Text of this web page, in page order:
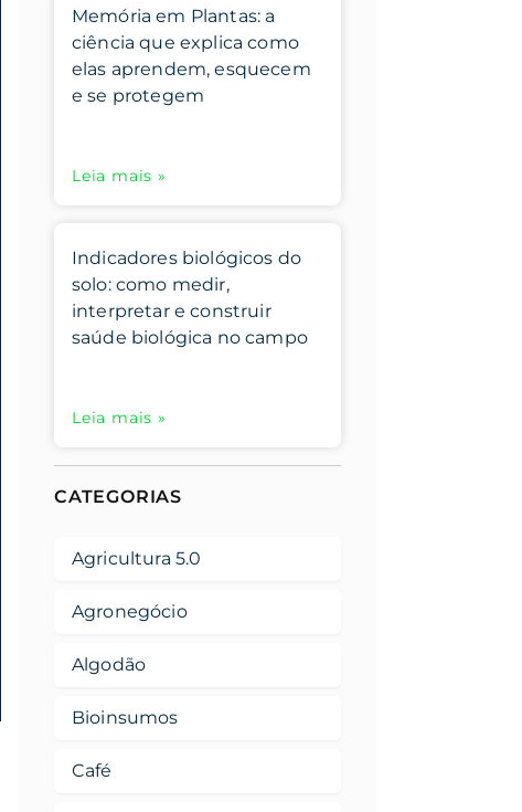
Memória em Plantas: a
ciência que explica como
elas aprendem, esquecem
e se protegem
Leia mais »
Indicadores biológicos do
solo: como medir,
interpretar e construir
saúde biológica no campo
Leia mais »
CATEGORIAS
Agricultura 5.0
Agronegócio
Algodão
Bioinsumos
Café